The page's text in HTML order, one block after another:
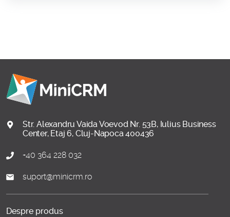
Str. Alexandru Vaida Voevod Nr. 53B, Iulius Business
Center, Etaj 6, Cluj-Napoca 400436
+40 364 228 032
suport@minicrm.ro
Despre produs